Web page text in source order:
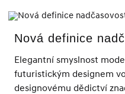
Nová definice
Elegantní smyslnost
futuristickým designem
designovému dědictví